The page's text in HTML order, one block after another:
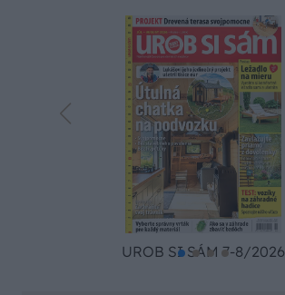
UROB SI SÁM 7-8/2026